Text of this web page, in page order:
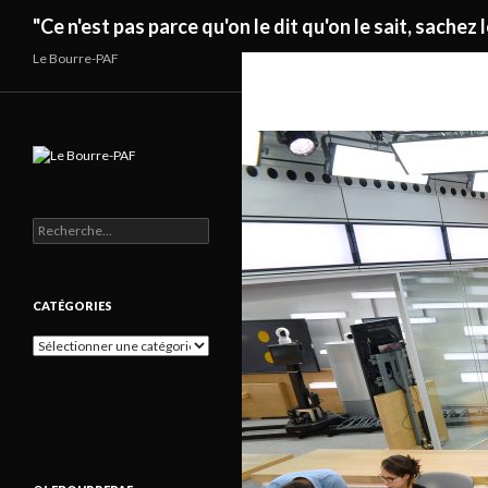
"Ce n'est pas parce qu'on le dit qu'on le sait, sachez
Le Bourre-PAF
Rechercher :
CATÉGORIES
Catégories